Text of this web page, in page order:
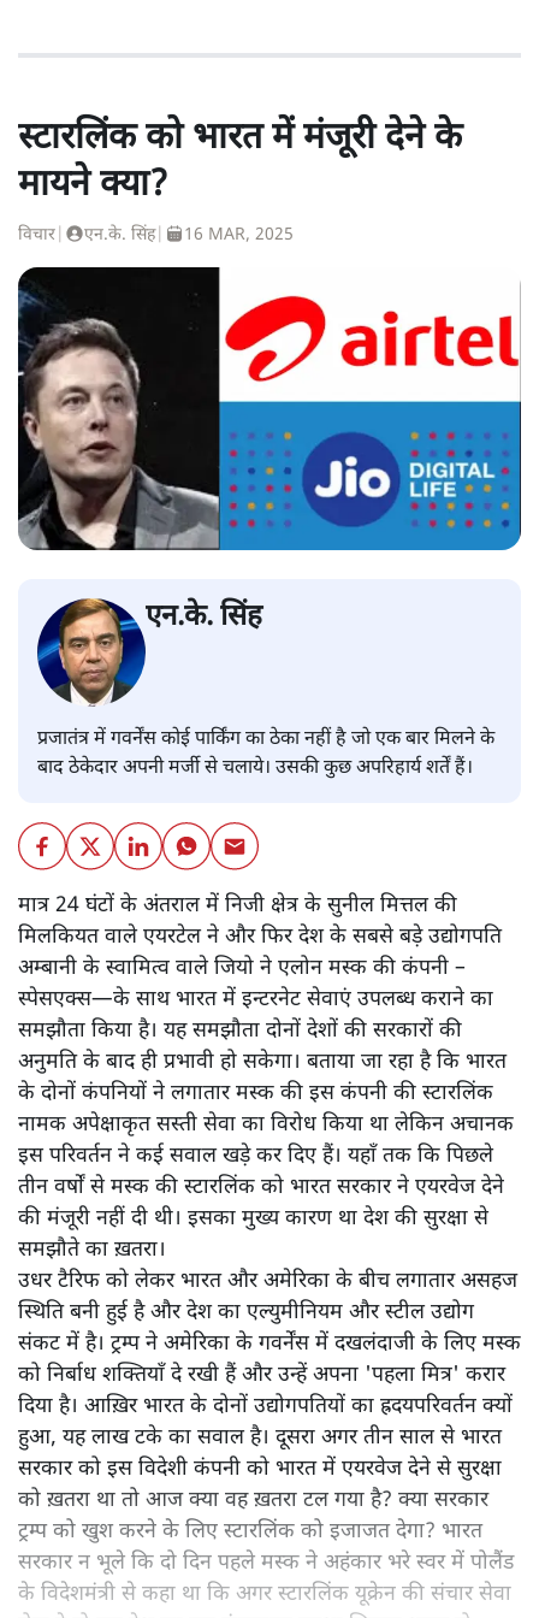
स्टारलिंक को भारत में मंजूरी देने के
मायने क्या?
विचार एन.के. सिंह| 16 MAR, 2025
एन.के. सिंह
प्रजातंत्र में गवर्नेंस कोई पार्किंग का ठेका नहीं है जो एक बार मिलने के
बाद ठेकेदार अपनी मर्जी से चलाये। उसकी कुछ अपरिहार्य शर्तें हैं।
मात्र 24 घंटों के अंतराल में निजी क्षेत्र के सुनील मित्तल की
मिलकियत वाले एयरटेल ने और फिर देश के सबसे बड़े उद्योगपति
अम्बानी के स्वामित्व वाले जियो ने एलोन मस्क की कंपनी –
स्पेसएक्स—के साथ भारत में इन्टरनेट सेवाएं उपलब्ध कराने का
समझौता किया है। यह समझौता दोनों देशों की सरकारों की
अनुमति के बाद ही प्रभावी हो सकेगा। बताया जा रहा है कि भारत
के दोनों कंपनियों ने लगातार मस्क की इस कंपनी की स्टारलिंक
नामक अपेक्षाकृत सस्ती सेवा का विरोध किया था लेकिन अचानक
इस परिवर्तन ने कई सवाल खड़े कर दिए हैं। यहाँ तक कि पिछले
तीन वर्षों से मस्क की स्टारलिंक को भारत सरकार ने एयरवेज देने
की मंजूरी नहीं दी थी। इसका मुख्य कारण था देश की सुरक्षा से
समझौते का ख़तरा।
उधर टैरिफ को लेकर भारत और अमेरिका के बीच लगातार असहज
स्थिति बनी हुई है और देश का एल्युमीनियम और स्टील उद्योग
संकट में है। ट्रम्प ने अमेरिका के गवर्नेंस में दखलंदाजी के लिए मस्क
को निर्बाध शक्तियाँ दे रखी हैं और उन्हें अपना 'पहला मित्र' करार
दिया है। आख़िर भारत के दोनों उद्योगपतियों का ह्रदयपरिवर्तन क्यों
हुआ, यह लाख टके का सवाल है। दूसरा अगर तीन साल से भारत
सरकार को इस विदेशी कंपनी को भारत में एयरवेज देने से सुरक्षा
को ख़तरा था तो आज क्या वह ख़तरा टल गया है? क्या सरकार
ट्रम्प को खुश करने के लिए स्टारलिंक को इजाजत देगा? भारत
सरकार न भूले कि दो दिन पहले मस्क ने अहंकार भरे स्वर में पोलैंड
के विदेशमंत्री से कहा था कि अगर स्टारलिंक यूक्रेन की संचार सेवा